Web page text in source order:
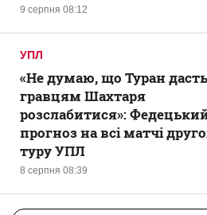
9 серпня 08:12
УПЛ
8 серпня 08:39
«Не думаю, що Туран дасть
гравцям Шахтаря
розслабитися»:
прогноз на всі матчі
туру УПЛ